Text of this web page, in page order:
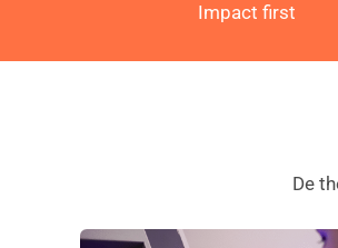
Impact first
De